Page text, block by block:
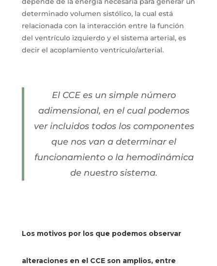
determinado volumen sistólico, la cual está
relacionada con la interacción entre la función
del ventrículo izquierdo y el sistema arterial, es
decir el acoplamiento ventrículo/arterial.
El CCE es un simple número
adimensional, en el cual podemos
ver incluidos todos los componentes
que nos van a determinar el
funcionamiento o la hemodinámica
de nuestro sistema.
Los motivos por los que podemos observar
alteraciones en el CCE son amplios, entre